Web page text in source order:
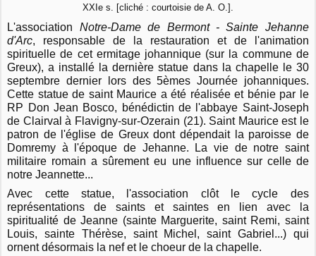
XXIe s. [cliché : courtoisie de A. O.].
L'association Notre-Dame de Bermont - Sainte Jehanne
d'Arc, responsable de la restauration et de l'animation
spirituelle de cet ermitage johannique (sur la commune de
Greux), a installé la dernière statue dans la chapelle le 30
septembre dernier lors des 5èmes Journée johanniques.
Cette statue de saint Maurice a été réalisée et bénie par le
RP Don Jean Bosco, bénédictin de l'abbaye Saint-Joseph
de Clairval à Flavigny-sur-Ozerain (21). Saint Maurice est le
patron de l'église de Greux dont dépendait la paroisse de
Domremy à l'époque de Jehanne. La vie de notre saint
militaire romain a sûrement eu une influence sur celle de
notre Jeannette...
Avec cette statue, l'association clôt le cycle des
représentations de saints et saintes en lien avec la
spiritualité de Jeanne (sainte Marguerite, saint Remi, saint
Louis, sainte Thérèse, saint Michel, saint Gabriel...) qui
ornent désormais la nef et le choeur de la chapelle.